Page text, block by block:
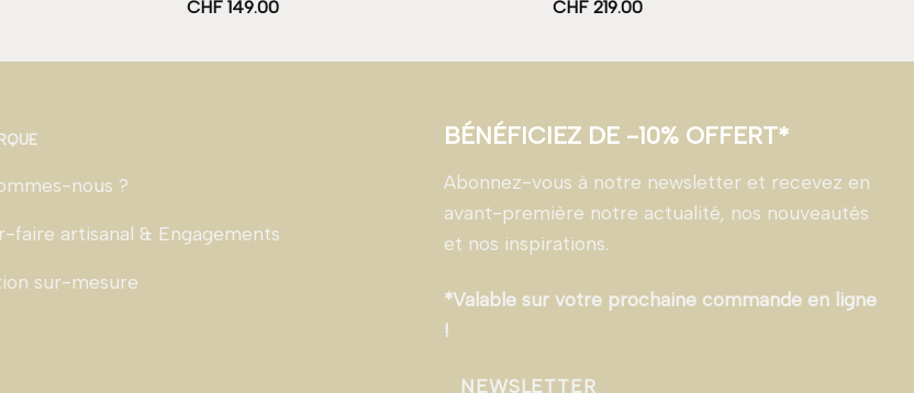
CHF149.00
CHF 219.00
nous ?
faire artisanal & Engagements
sur-mesure
BÉNÉFICIEZ DE -10% OFFERT*
Abonnez-vous à notre newsletter et recevez en
avant-première notre actualité, nos nouveautés
et nos inspirations.
*Valable sur votre prochaine commande en ligne
!
NEWSLETTER